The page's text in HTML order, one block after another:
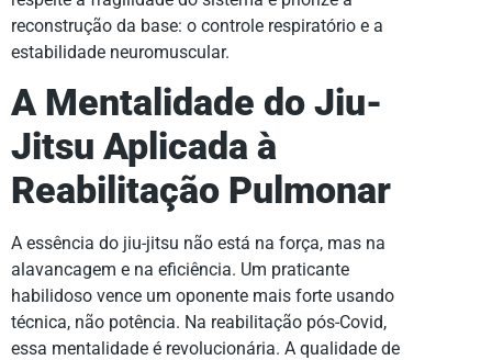
reconstrução da base: o controle respiratório e a
estabilidade neuromuscular.
A Mentalidade do Jiu-
Jitsu Aplicada à
Reabilitação Pulmonar
A essência do jiu-jitsu não está na força, mas na
alavancagem e na eficiência. Um praticante
habilidoso vence um oponente mais forte usando
técnica, não potência. Na reabilitação pós-Covid,
essa mentalidade é revolucionária. A qualidade de